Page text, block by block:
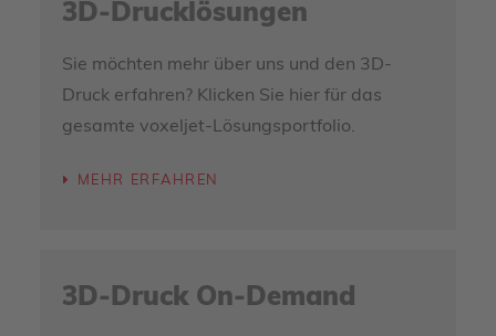
3D-Drucklösungen
Sie möchten mehr über uns und den 3D-
Druck erfahren? Klicken Sie hier für das
gesamte voxeljet-Lösungsportfolio.
MEHR ERFAHREN
3D-Druck On-Demand